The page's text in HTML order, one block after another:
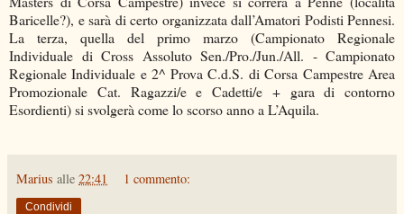
Baricelle?), e sarà di certo organizzata dall’Amatori Podisti Pennesi.
La terza, quella del primo marzo (Campionato Regionale
Individuale di Cross Assoluto Sen./Pro./Jun./All. - Campionato
Regionale Individuale e 2^ Prova C.d.S. di Corsa Campestre Area
Promozionale Cat. Ragazzi/e e Cadetti/e + gara di contorno
Esordienti) si svolgerà come lo scorso anno a L’Aquila.
Marius alle 22:41 1 commento:
Condividi